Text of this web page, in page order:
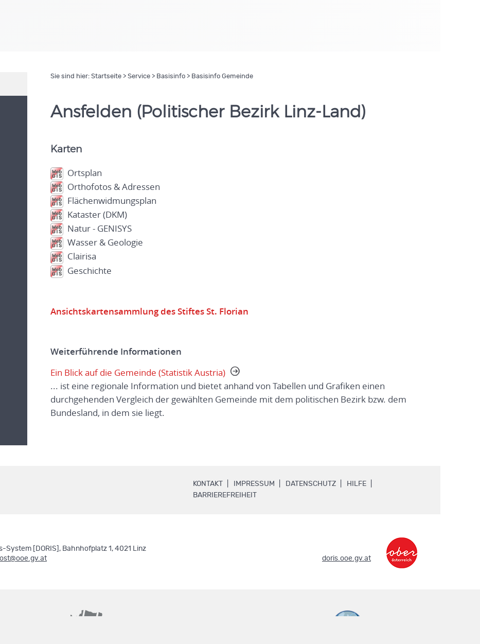
Sie sind hier: Startseite> Service> Basisinfo> Basisinfo Gemeinde
Ansfelden (Politischer Bezirk Linz-Land)
Karten
Ortsplan
Orthofotos & Adressen
Flächenwidmungsplan
Kataster (DKM)
Natur - GENISYS
Wasser & Geologie
Clairisa
Geschichte
Ansichtskartensammlung des Stiftes St. Florian
Weiterführende Informationen
Ein Blick auf die Gemeinde (Statistik Austria)
... ist eine regionale Information und bietet anhand von Tabellen und Grafiken einen
durchgehenden Vergleich der gewählten Gemeinde mit dem politischen Bezirk bzw. dem
Bundesland, in dem sie liegt.
KONTAKT IMPRESSUM DATENSCHUTZ HILFE
BARRIEREFREIHEIT.
[DORIS], Bahnhofplatz 1, 4021 Linz
doris.ooe.gv.at.